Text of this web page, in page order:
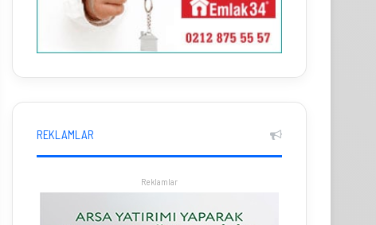
REKLAMLAR
Reklamlar